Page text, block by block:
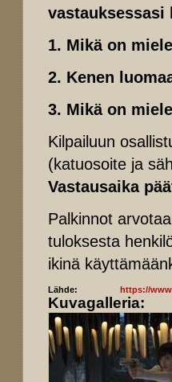
vastauksessasi
1. Mikä on
2. Kenen
3. Mikä on
Kilpailuun
(katuosoite ja
Vastausaika
Palkinnot
tuloksesta
ikinä
Lähde: https://
Kuvagalleria: